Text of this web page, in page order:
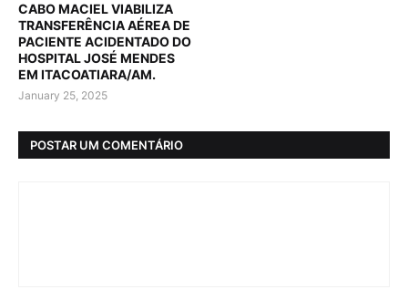
CABO MACIEL VIABILIZA
TRANSFERÊNCIA AÉREA DE
PACIENTE ACIDENTADO DO
HOSPITAL JOSÉ MENDES
EM ITACOATIARA/AM.
January 25, 2025
POSTAR UM COMENTÁRIO